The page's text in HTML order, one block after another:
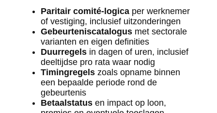
Paritair comité-logicaper werknemer
of vestiging, inclusief uitzonderingen
Gebeurteniscatalogusmet sectorale
varianten en eigen definities
Duurregelsin dagen of uren, inclusief
deeltijdse pro rata waar nodig
Timingregelszoals opname binnen
een bepaalde periode rond de
gebeurtenis
Betaalstatusen impact op loon,